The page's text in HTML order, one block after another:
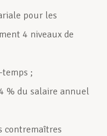
pour les
4 niveaux de
;
% du salaire annuel
contremaîtres